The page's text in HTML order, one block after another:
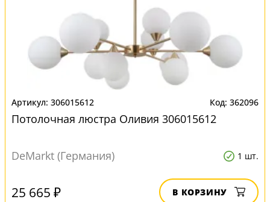
306015612 362096
Потолочная люстра Оливия 306015612
DeMarkt (Германия) 1 шт.
25 665 ₽ В КОРЗИНУ